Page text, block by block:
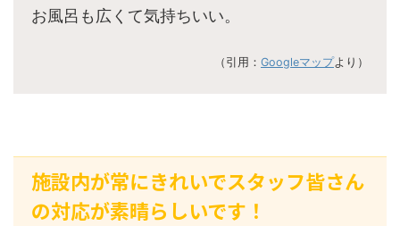
お風呂も広くて気持ちいい。
（引用： Googleマップより）
施設内が常にきれいでスタッフ皆さん
の対応が素晴らしいです！